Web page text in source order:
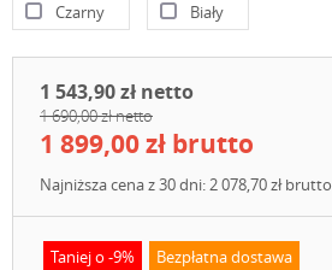
Czarny Biały
1 543,90 zł netto
1 690,00 zł netto
1 899,00 zł brutto
Najniższa cena z 30 dni: 2 078,70 zł brutto
Taniej o -9% Bezpłatna dostawa